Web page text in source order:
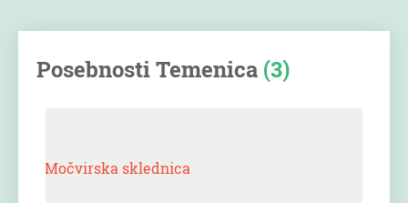
Posebnosti Temenica (3)